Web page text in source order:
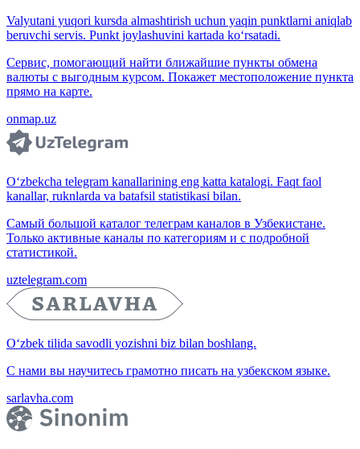
Valyutani yuqori kursda almashtirish uchun yaqin punktlarni aniqlab
beruvchi servis. Punkt joylashuvini kartada ko‘rsatadi.
Сервис, помогающий найти ближайшие пункты обмена
валюты с выгодным курсом. Покажет местоположение пункта
прямо на карте.
onmap.uz
O‘zbekcha telegram kanallarining eng katta katalogi. Faqt faol
kanallar, ruknlarda va batafsil statistikasi bilan.
Самый большой каталог телеграм каналов в Узбекистане.
Только активные каналы по категориям и с подробной
статистикой.
uztelegram.com
O‘zbek tilida savodli yozishni biz bilan boshlang.
С нами вы научитесь грамотно писать на узбекском языке.
sarlavha.com